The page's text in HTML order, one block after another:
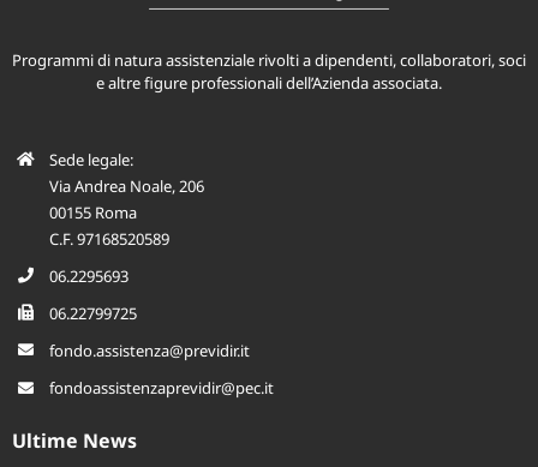
Programmi di natura assistenziale rivolti a dipendenti, collaboratori, soci
e altre figure professionali dell’Azienda associata.
Sede legale:
Via Andrea Noale, 206
00155 Roma
C.F. 97168520589
06.2295693
06.22799725
fondo.assistenza@previdir.it
fondoassistenzaprevidir@pec.it
Ultime News